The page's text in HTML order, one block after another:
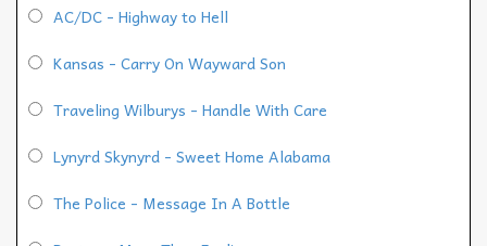
AC/DC - Highway to Hell
Kansas - Carry On Wayward Son
Traveling Wilburys - Handle With Care
Lynyrd Skynyrd - Sweet Home Alabama
The Police - Message In A Bottle